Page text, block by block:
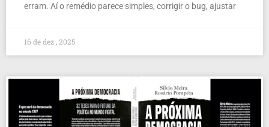
erram. Aí o remédio parece simples, corrigir o bug, ajustar
16 de dez , 2025